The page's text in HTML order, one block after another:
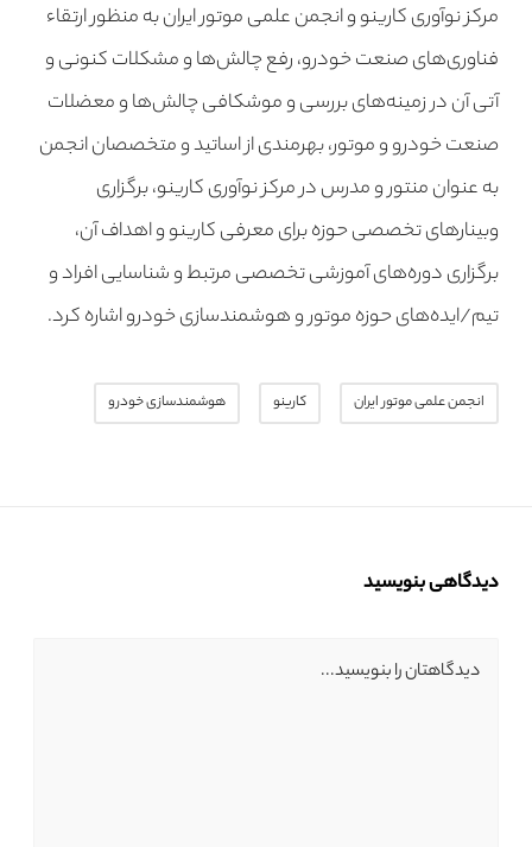
مرکز نوآوری کارینو و انجمن علمی موتور ایران به منظور ارتقاء
فناوری‌های صنعت خودرو، رفع چالش‌ها و مشکلات کنونی و
آتی آن در زمینه‌های بررسی و موشکافی چالش‌ها و معضلات
صنعت خودرو و موتور، بهرمندی از اساتید و متخصصان انجمن
به عنوان منتور و مدرس در مرکز نوآوری کارینو، برگزاری
وبینارهای تخصصی حوزه برای معرفی کارینو و اهداف آن،
برگزاری دوره‌های آموزشی تخصصی مرتبط و شناسایی افراد و
تیم/ایده‌های حوزه موتور و هوشمندسازی خودرو اشاره کرد.
انجمن علمی موتور ایران کارینو هوشمندسازی خودرو
دیدگاهی بنویسید
دیدگاهتان را بنویسید...